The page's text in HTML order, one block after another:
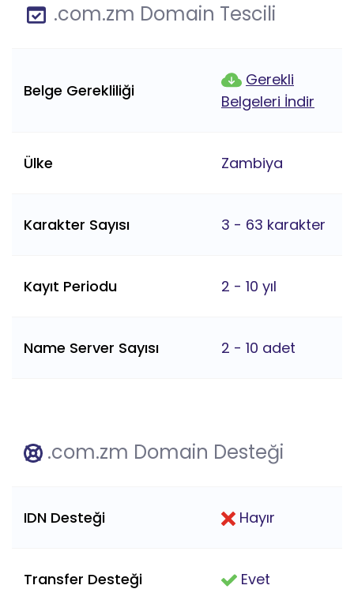
.com.zm Domain Tescili
Belge Gerekliliği
Gerekli
Belgeleri İndir
Ülke Zambiya
Karakter Sayısı 3 - 63 karakter
Kayıt Periodu 2 - 10 yıl
Name Server Sayısı 2 - 10 adet
.com.zm Domain Desteği
IDN Desteği Hayır
Transfer Desteği Evet